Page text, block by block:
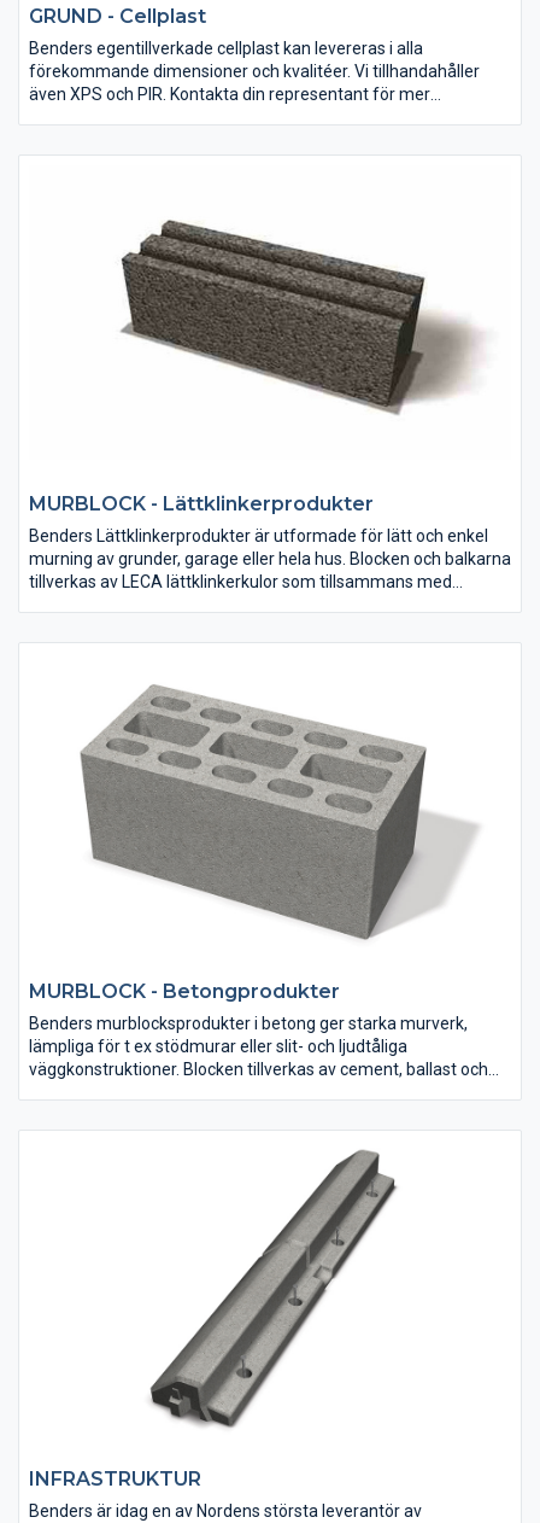
GRUND - Cellplast
Benders egentillverkade cellplast kan levereras i alla
förekommande dimensioner och kvalitéer. Vi tillhandahåller
även XPS och PIR. Kontakta din representant för mer
MURBLOCK - Lättklinkerprodukter
Benders Lättklinkerprodukter är utformade för lätt och enkel
murning av grunder, garage eller hela hus. Blocken och balkarna
tillverkas av LECA lättklinkerkulor som tillsammans med
MURBLOCK - Betongprodukter
Benders murblocksprodukter i betong ger starka murverk,
lämpliga för t ex stödmurar eller slit- och ljudtåliga
väggkonstruktioner. Blocken tillverkas av cement, ballast och
INFRASTRUKTUR
Benders är idag en av Nordens största leverantör av